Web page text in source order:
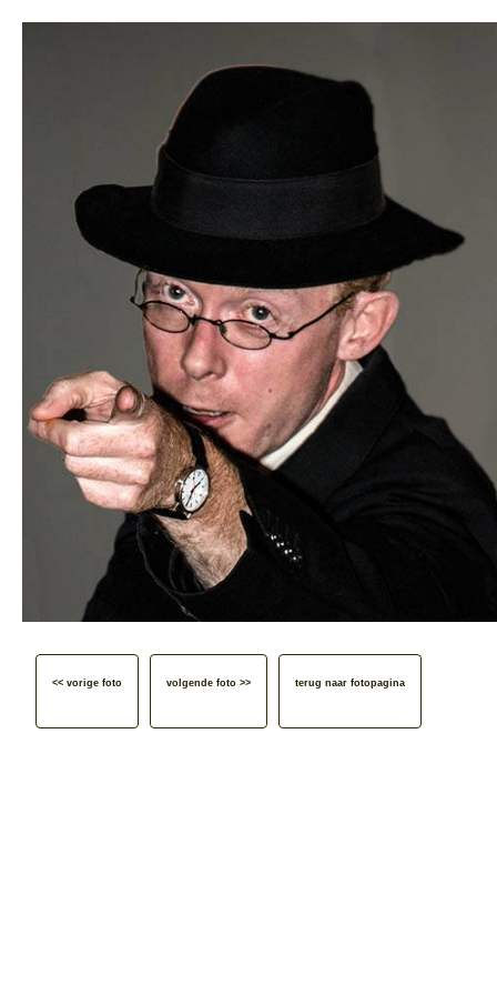
<< vorige foto volgende foto >> terug naar fotopagina